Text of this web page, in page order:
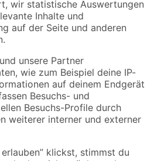
Versandarten